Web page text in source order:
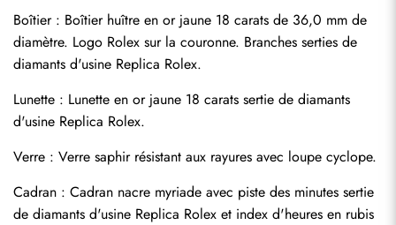
Boîtier : Boîtier huître en or jaune 18 carats de 36,0 mm de
diamètre. Logo Rolex sur la couronne. Branches serties de
diamants d'usine Replica Rolex.
Lunette : Lunette en or jaune 18 carats sertie de diamants
d'usine Replica Rolex.
Verre : Verre saphir résistant aux rayures avec loupe cyclope.
Cadran : Cadran nacre myriade avec piste des minutes sertie
de diamants d'usine Replica Rolex et index d'heures en rubis